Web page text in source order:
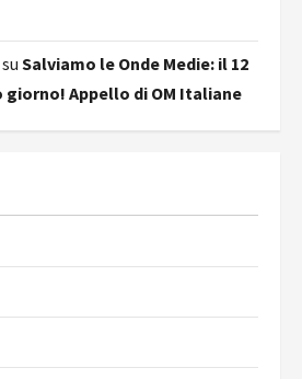
su Salviamo le Onde Medie: il 12
Appello di OM Italiane